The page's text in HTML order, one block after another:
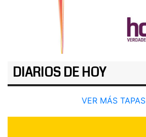
DIARIOS DE HOY
VER MÁS TAPAS